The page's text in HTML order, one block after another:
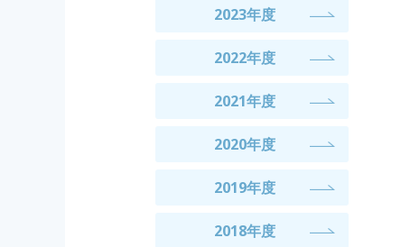
2023年度
2022年度
2021年度
2020年度
2019年度
2018年度